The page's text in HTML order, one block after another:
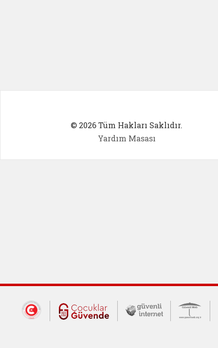
© 2026 Tüm Hakları Saklıdır.
Yardım Masası
Dış Bağlantılar
Cumhurbaşkanlığı İletişim Merkezi
Çocuklar Güvende (yeni
Güvenli